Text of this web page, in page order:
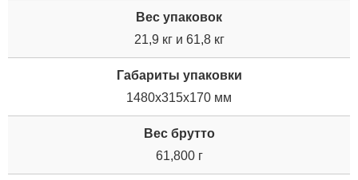
Вес упаковок
21,9 кг и 61,8 кг
Габариты упаковки
1480x315x170 мм
Вес брутто
61,800 г